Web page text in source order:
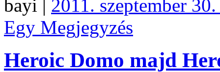
bayi | 2011. szeptember
Egy Megjegyzés
Heroic Domo majd